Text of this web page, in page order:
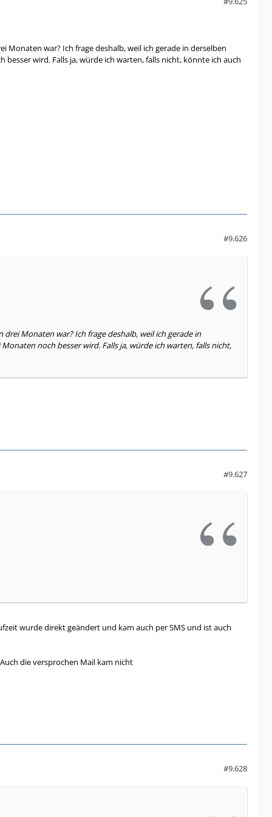
war? Ich frage deshalb, weil ich gerade in derselben
wird. Falls ja, würde ich warten, falls nicht, könnte ich auch
#9.626
Monaten war? Ich frage deshalb, weil ich gerade in
noch besser wird. Falls ja, würde ich warten, falls nicht,
#9.627
wurde direkt geändert und kam auch per SMS und ist auch
die versprochen Mail kam nicht
#9.628